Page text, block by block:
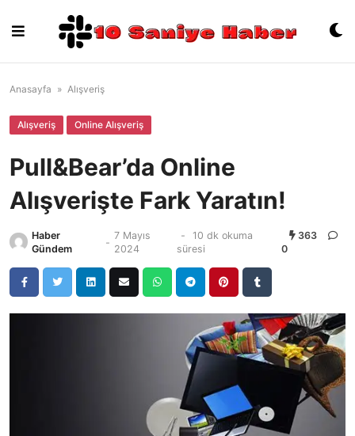
content
Anasayfa » Alışveriş
Alışveriş Online Alışveriş
Pull&Bear’da Online
Alışverişte Fark Yaratın!
Haber
Gündem
-
7 Mayıs
2024
-
10 dk okuma
süresi
363
0